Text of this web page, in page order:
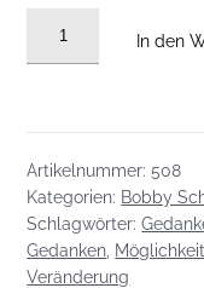
deine
Welt
Menge
In den
Artikelnummer:508
Kategorien: Bobby
Schlagwörter:
Gedanken
Veränderung